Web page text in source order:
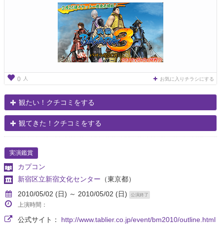
0 人 お気に入りチラシにする
観たい！クチコミをする
観てきた！クチコミをする
実演鑑賞
カプコン
新宿区立新宿文化センター （東京都）
2010/05/02 (日) ～ 2010/05/02 (日)
公演終了
上演時間：
公式サイト： http://www.tablier.co.jp/event/bm2010/outline.html